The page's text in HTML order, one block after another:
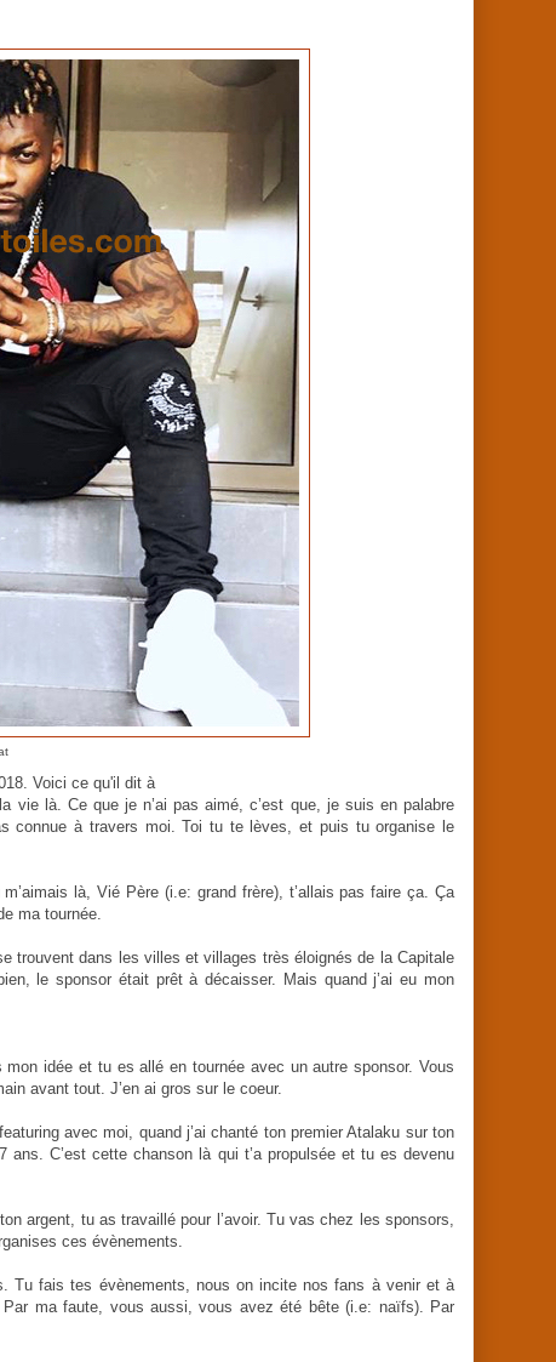
Voici ce qu'il dit à
vie là. Ce que je n’ai pas aimé, c’est que, je suis en palabre
connue à travers moi. Toi tu te lèves, et puis tu organise le
là, Vié Père (i.e: grand frère), t’allais pas faire ça. Ça
ma tournée.
trouvent dans les villes et villages très éloignés de la Capitale
le sponsor était prêt à décaisser. Mais quand j’ai eu mon
idée et tu es allé en tournée avec un autre sponsor. Vous
avant tout. J’en ai gros sur le coeur.
avec moi, quand j’ai chanté ton premier Atalaku sur ton
ans. C’est cette chanson là qui t’a propulsée et tu es devenu
argent, tu as travaillé pour l’avoir. Tu vas chez les sponsors,
ces évènements.
Tu fais tes évènements, nous on incite nos fans à venir et à
ma faute, vous aussi, vous avez été bête (i.e: naïfs). Par